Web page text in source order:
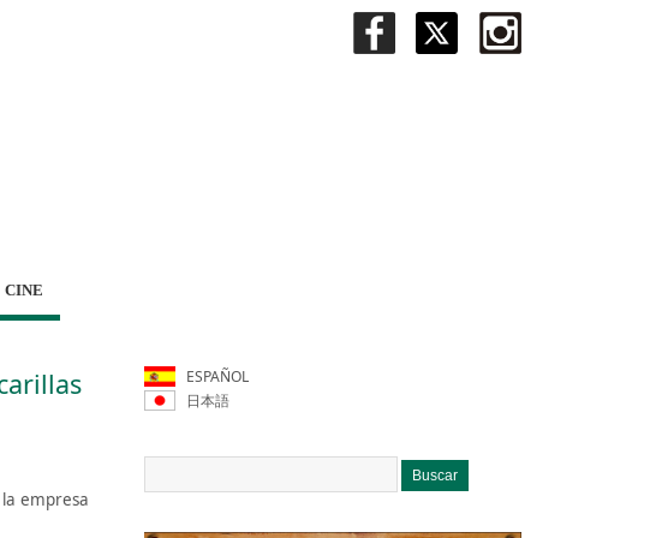
CINE
empresa
ESPAÑOL
日本語